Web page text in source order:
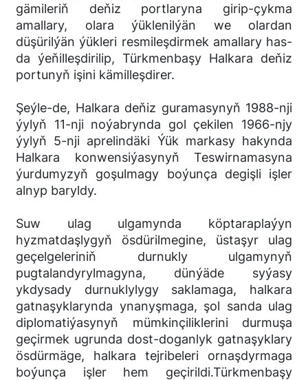
gämileriň deňiz portlaryna girip-çykma
amallary, olara ýüklenilýän we olardan
düşürilýän ýükleri resmileşdirmek amallary has-
da ýeňilleşdirilip, Türkmenbaşy Halkara deňiz
portunyň işini kämilleşdirer.
Şeýle-de, Halkara deňiz guramasynyň 1988-nji
ýylyň 11-nji noýabrynda gol çekilen 1966-njy
ýylyň 5-nji aprelindäki Ýük markasy hakynda
Halkara konwensiýasynyň Teswirnamasyna
ýurdumyzyň goşulmagy boýunça degişli işler
alnyp baryldy.
Suw ulag ulgamynda köptaraplaýyn
hyzmatdaşlygyň ösdürilmegine, üstaşyr ulag
geçelgeleriniň durnukly ulgamynyň
pugtalandyrylmagyna, dünýäde syýasy
ykdysady durnuklylygy saklamaga, halkara
gatnaşyklarynda ynanyşmaga, şol sanda ulag
diplomatiýasynyň mümkinçiliklerini durmuşa
geçirmek ugrunda dost-doganlyk gatnaşyklary
ösdürmäge, halkara tejribeleri ornaşdyrmaga
boýunça işler hem geçirildi.Türkmenbaşy